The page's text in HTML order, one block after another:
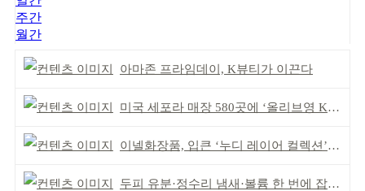
주간
월간
아마존 프라임데이, K뷰티가 이끈다
미국 세포라 매장 580곳에 ‘올리브영 K뷰티에딧’ 론칭
이넬화장품, 입큰 ‘누디 레이어 컬렉션’ 출시
두피 유분·정수리 냄새·볼륨 한 번에 잡는다